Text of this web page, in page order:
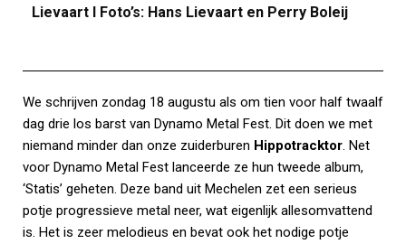
Lievaart I Foto’s: Hans Lievaart en Perry Boleij
We schrijven zondag 18 augustu als om tien voor half twaalf
dag drie los barst van Dynamo Metal Fest. Dit doen we met
niemand minder dan onze zuiderburen Hippotracktor. Net
voor Dynamo Metal Fest lanceerde ze hun tweede album,
‘Statis’ geheten. Deze band uit Mechelen zet een serieus
potje progressieve metal neer, wat eigenlijk allesomvattend
is. Het is zeer melodieus en bevat ook het nodige potje